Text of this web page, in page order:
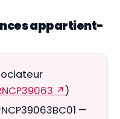
appartient-
↗)
—